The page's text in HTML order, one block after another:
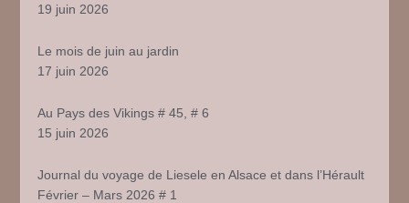
19 juin 2026
Le mois de juin au jardin
17 juin 2026
Au Pays des Vikings # 45, # 6
15 juin 2026
Journal du voyage de Liesele en Alsace et dans l’Hérault
Février – Mars 2026 # 1